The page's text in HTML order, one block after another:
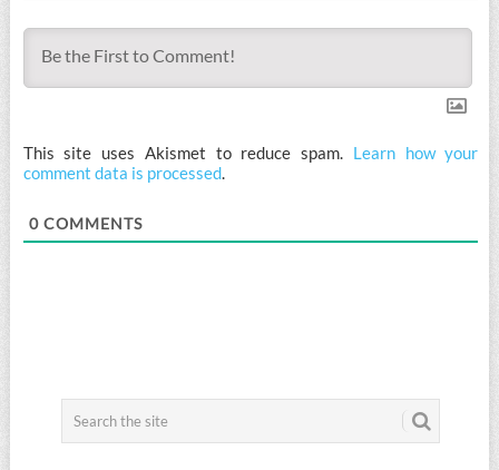
This site uses Akismet to reduce spam. Learn how your
comment data is processed.
0COMMENTS